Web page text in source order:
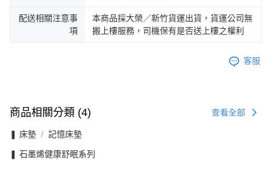
配送相關注意事
項
本商品採大榮／新竹貨運出貨，貨運公司無
搬上樓服務，司機保有是否送上樓之權利
客服
商品相關分類 (4) 查看全部
❚ 床墊 記憶床墊
❚ 石墨烯健康舒眠系列